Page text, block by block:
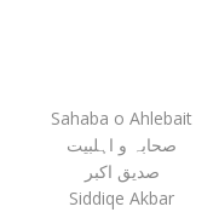
Sahaba o Ahlebait
صحابہ و اہلبیت
صدیق اکبر
Siddiqe Akbar